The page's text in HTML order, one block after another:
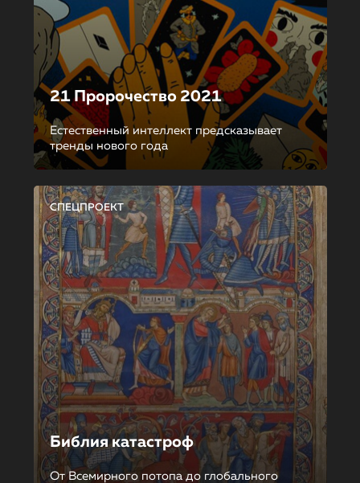
21 Пророчество 2021
Естественный интеллект предсказывает
тренды нового года
СПЕЦПРОЕКТ
Библия катастроф
От Всемирного потопа до глобального